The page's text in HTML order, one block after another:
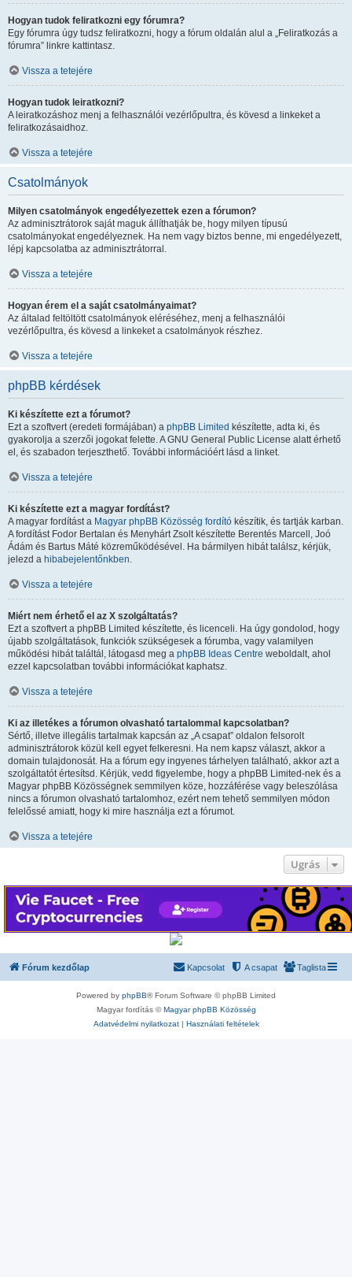
Hogyan tudok feliratkozni egy fórumra?
Egy fórumra úgy tudsz feliratkozni, hogy a fórum oldalán alul a „Feliratkozás a
fórumra” linkre kattintasz.
Vissza a tetejére
Hogyan tudok leiratkozni?
A leiratkozáshoz menj a felhasználói vezérlőpultra, és kövesd a linkeket a
feliratkozásaidhoz.
Vissza a tetejére
Csatolmányok
Milyen csatolmányok engedélyezettek ezen a fórumon?
Az adminisztrátorok saját maguk állíthatják be, hogy milyen típusú
csatolmányokat engedélyeznek. Ha nem vagy biztos benne, mi engedélyezett,
lépj kapcsolatba az adminisztrátorral.
Vissza a tetejére
Hogyan érem el a saját csatolmányaimat?
Az általad feltöltött csatolmányok eléréséhez, menj a felhasználói
vezérlőpultra, és kövesd a linkeket a csatolmányok részhez.
Vissza a tetejére
phpBB kérdések
Ki készítette ezt a fórumot?
Ezt a szoftvert (eredeti formájában) a phpBB Limited készítette, adta ki, és
gyakorolja a szerzői jogokat felette. A GNU General Public License alatt érhető
el, és szabadon terjeszthető. További információért lásd a linket.
Vissza a tetejére
Ki készítette ezt a magyar fordítást?
A magyar fordítást a Magyar phpBB Közösség fordító készítik, és tartják karban.
A fordítást Fodor Bertalan és Menyhárt Zsolt készítette Berentés Marcell, Joó
Ádám és Bartus Máté közreműködésével. Ha bármilyen hibát találsz, kérjük,
jelezd a hibabejelentőnkben.
Vissza a tetejére
Miért nem érhető el az X szolgáltatás?
Ezt a szoftvert a phpBB Limited készítette, és licenceli. Ha úgy gondolod, hogy
újabb szolgáltatások, funkciók szükségesek a fórumba, vagy valamilyen
működési hibát találtál, látogasd meg a phpBB Ideas Centre weboldalt, ahol
ezzel kapcsolatban további információkat kaphatsz.
Vissza a tetejére
Ki az illetékes a fórumon olvasható tartalommal kapcsolatban?
Sértő, illetve illegális tartalmak kapcsán az „A csapat” oldalon felsorolt
adminisztrátorok közül kell egyet felkeresni. Ha nem kapsz választ, akkor a
domain tulajdonosát. Ha a fórum egy ingyenes tárhelyen található, akkor azt a
szolgáltatót értesítsd. Kérjük, vedd figyelembe, hogy a phpBB Limited-nek és a
Magyar phpBB Közösségnek semmilyen köze, hozzáférése vagy beleszólása
nincs a fórumon olvasható tartalomhoz, ezért nem tehető semmilyen módon
felelőssé amiatt, hogy ki mire használja ezt a fórumot.
Vissza a tetejére
Ugrás
Fórum kezdőlap Taglista
A csapat
Kapcsolat
Powered by phpBB® Forum Software © phpBB Limited
Magyar fordítás ©Magyar phpBB Közösség
Adatvédelmi nyilatkozat| Használati feltételek